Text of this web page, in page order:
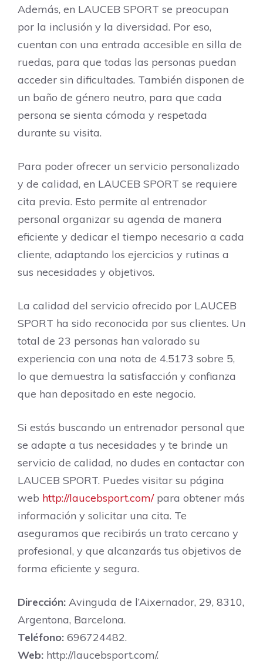
Además, en LAUCEB SPORT se preocupan
por la inclusión y la diversidad. Por eso,
cuentan con una entrada accesible en silla de
ruedas, para que todas las personas puedan
acceder sin dificultades. También disponen de
un baño de género neutro, para que cada
persona se sienta cómoda y respetada
durante su visita.
Para poder ofrecer un servicio personalizado
y de calidad, en LAUCEB SPORT se requiere
cita previa. Esto permite al entrenador
personal organizar su agenda de manera
eficiente y dedicar el tiempo necesario a cada
cliente, adaptando los ejercicios y rutinas a
sus necesidades y objetivos.
La calidad del servicio ofrecido por LAUCEB
SPORT ha sido reconocida por sus clientes. Un
total de 23 personas han valorado su
experiencia con una nota de 4.5173 sobre 5,
lo que demuestra la satisfacción y confianza
que han depositado en este negocio.
Si estás buscando un entrenador personal que
se adapte a tus necesidades y te brinde un
servicio de calidad, no dudes en contactar con
LAUCEB SPORT. Puedes visitar su página
web http://laucebsport.com/para obtener más
información y solicitar una cita. Te
aseguramos que recibirás un trato cercano y
profesional, y que alcanzarás tus objetivos de
forma eficiente y segura.
Dirección: Avinguda de l’Aixernador, 29, 8310,
Argentona, Barcelona.
Teléfono: 696724482.
Web: http://laucebsport.com/.